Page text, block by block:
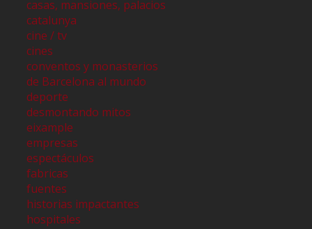
casas, mansiones, palacios
catalunya
cine / tv
cines
conventos y monasterios
de Barcelona al mundo
deporte
desmontando mitos
eixample
empresas
espectáculos
fabricas
fuentes
historias impactantes
hospitales